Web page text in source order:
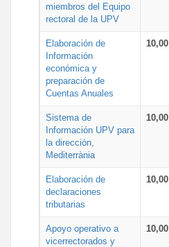
miembros del Equipo
rectoral de la UPV
Elaboración de
Información
económica y
preparación de
Cuentas Anuales
10,00
Sistema de
Información UPV para
la dirección,
Mediterrània
10,00
Elaboración de
declaraciones
tributarias
10,00
Apoyo operativo a
vicerrectorados y
10,00